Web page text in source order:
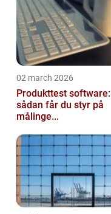
02 march 2026
Produkttest software:
sådan får du styr på
målinge...